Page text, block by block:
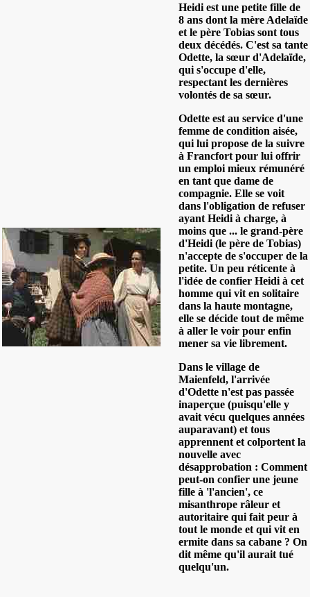
Heidi est une petite fille de
8 ans dont la mère Adelaïde
et le père Tobias sont tous
deux décédés. C'est sa tante
Odette, la sœur d'Adelaïde,
qui s'occupe d'elle,
respectant les dernières
volontés de sa sœur.
Odette est au service d'une
femme de condition aisée,
qui lui propose de la suivre
à Francfort pour lui offrir
un emploi mieux rémunéré
en tant que dame de
compagnie. Elle se voit
dans l'obligation de refuser
ayant Heidi à charge, à
moins que ... le grand-père
d'Heidi (le père de Tobias)
n'accepte de s'occuper de la
petite. Un peu réticente à
l'idée de confier Heidi à cet
homme qui vit en solitaire
dans la haute montagne,
elle se décide tout de même
à aller le voir pour enfin
mener sa vie librement.
Dans le village de
Maienfeld, l'arrivée
d'Odette n'est pas passée
inaperçue (puisqu'elle y
avait vécu quelques années
auparavant) et tous
apprennent et colportent la
nouvelle avec
désapprobation : Comment
peut-on confier une jeune
fille à 'l'ancien', ce
misanthrope râleur et
autoritaire qui fait peur à
tout le monde et qui vit en
ermite dans sa cabane ? On
dit même qu'il aurait tué
quelqu'un.